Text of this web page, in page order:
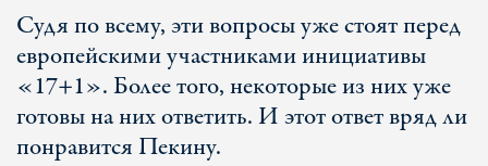
Судя по всему, эти вопросы уже стоят перед
европейскими участниками инициативы
«17+1». Более того, некоторые из них уже
готовы на них ответить. И этот ответ вряд ли
понравится Пекину.